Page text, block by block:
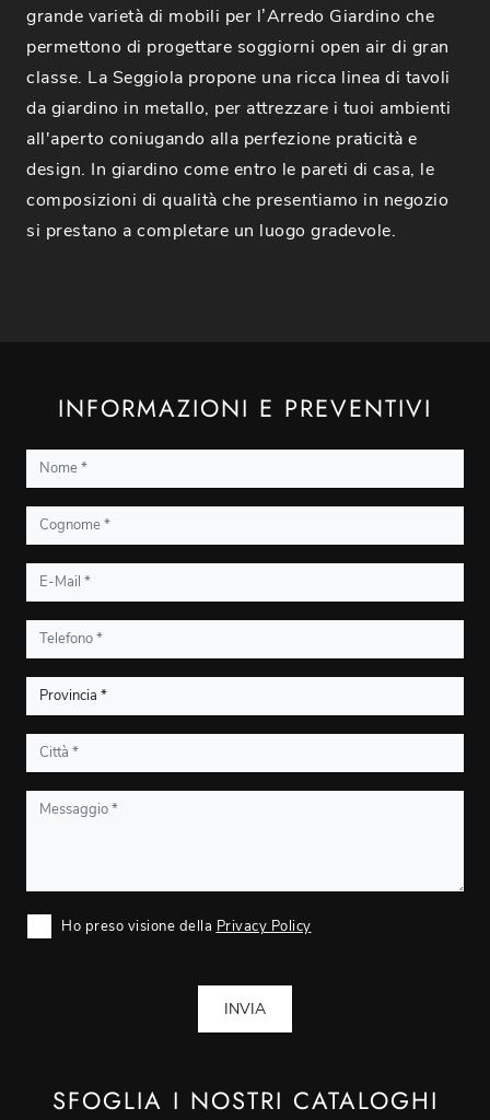
grande varietà di mobili per l’Arredo Giardino che
permettono di progettare soggiorni open air di gran
classe. La Seggiola propone una ricca linea di tavoli
da giardino in metallo, per attrezzare i tuoi ambienti
all'aperto coniugando alla perfezione praticità e
design. In giardino come entro le pareti di casa, le
composizioni di qualità che presentiamo in negozio
si prestano a completare un luogo gradevole.
SFOGLIA I NOSTRI CATALOGHI
INFORMAZIONI E PREVENTIVI
Ho preso visione della Privacy Policy
INVIA